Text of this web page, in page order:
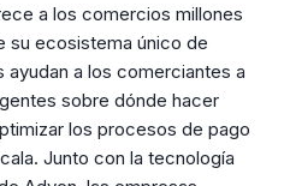
a los comercios millones
su ecosistema único de
a los comerciantes a
sobre dónde hacer
los procesos de pago
Junto con la tecnología